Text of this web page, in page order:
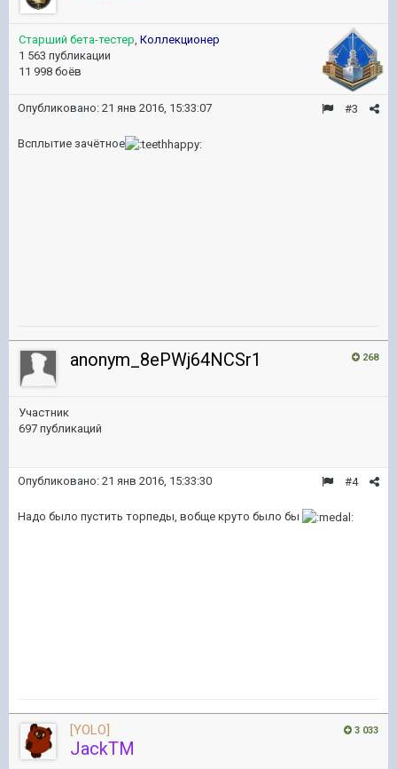
Старший бета-тестер, Коллекционер
1 563 публикации
11 998 боёв
#3
Опубликовано: 21 янв 2016, 15:33:07
Всплытие зачётное
268
anonym_8ePWj64NCSr1
Участник
697 публикаций
#4
Опубликовано: 21 янв 2016, 15:33:30
Надо было пустить торпеды, вобще круто было бы
3 033
[YOLO]
JackTM